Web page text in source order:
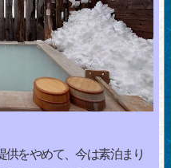
をやめて、今は素泊まり